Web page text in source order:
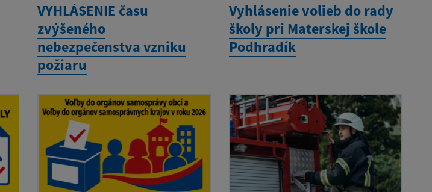
VYHLÁSENIE času
zvýšeného
nebezpečenstva vzniku
požiaru
Vyhlásenie volieb do rady
školy pri Materskej škole
Podhradík